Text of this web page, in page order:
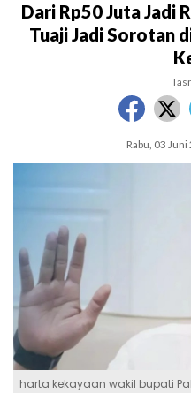
Dari Rp50 Juta Jadi
Tuaji Jadi Sorotan
Rabu, 03
harta kekayaan wakil bupati